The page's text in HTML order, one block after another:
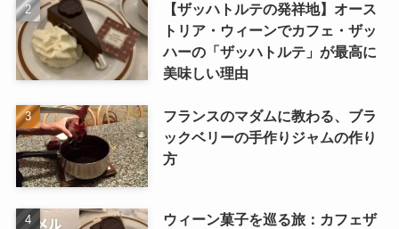
【ザッハトルテの発祥地】オース
トリア・ウィーンでカフェ・ザッ
ハーの「ザッハトルテ」が最高に
美味しい理由
フランスのマダムに教わる、ブラ
ックベリーの手作りジャムの作り
方
ウィーン菓子を巡る旅：カフェザ